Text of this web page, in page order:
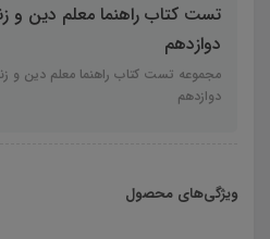
دوازدهم
دوازدهم
ویژگی‌های محصول